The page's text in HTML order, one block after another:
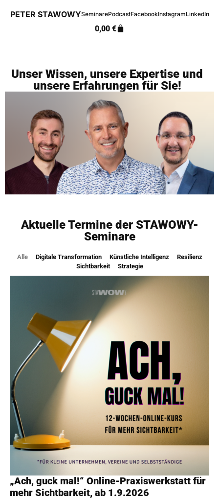
PETER STAWOWYSeminarePodcastFacebookInstagramLinkedIn
0,00 €
Unser Wissen, unsere Expertise und
unsere Erfahrungen für Sie!
Aktuelle Termine der STAWOWY-
Seminare
Digitale Transformation Künstliche Intelligenz
Resilienz
Sichtbarkeit
Strategie
Alle
„Ach, guck mal!“ Online-Praxiswerkstatt für
mehr Sichtbarkeit, ab 1.9.2026